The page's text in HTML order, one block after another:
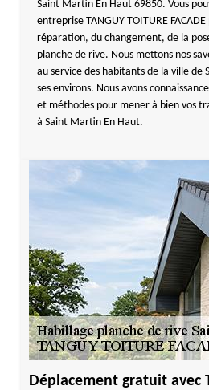
Saint Martin En Haut 69850. Vous
entreprise TANGUY TOITURE
réparation, du changement, de la
planche de rive. Nous mettons nos
au service des habitants de la ville de
ses environs. Nous avons
et méthodes pour mener à bien vos
à Saint Martin En Haut.
Déplacement gratuit avec